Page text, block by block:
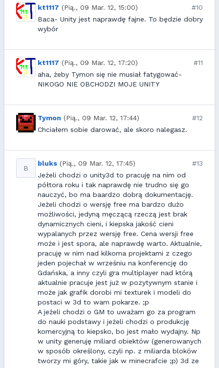
kt1117 (Pią., 09 Mar. 12, 15:00)
#10
Baca- Unity jest naprawdę fajne. To będzie dobry
wybór
kt1117 (Pią., 09 Mar. 12, 17:20)
#11
aha, żeby Tymon się nie musiał fatygować-
NIKOGO NIE OBCHODZI MOJE UNITY
Tymon (Pią., 09 Mar. 12, 17:44)
#12
Chciałem sobie darować, ale skoro nalegasz.
B
bluks (Pią., 09 Mar. 12, 17:45)
#13
Jeżeli chodzi o unity3d to pracuję na nim od
półtora roku i tak naprawdę nie trudno się go
nauczyć, bo ma baardzo dobrą dokumentację.
Jeżeli chodzi o wersję free ma bardzo dużo
możliwości, jedyną męczącą rzeczą jest brak
dynamicznych cieni, i kiepska jakość cieni
wypalanych przez wersję free. Cena wersji free
może i jest spora, ale naprawdę warto. Aktualnie,
pracuję w nim nad kilkoma projektami z czego
jeden pojechał w wrześniu na konferencję do
Gdańska, a inny czyli gra multiplayer nad którą
aktualnie pracuje jest już w pozytywnym stanie i
może jak grafik dorobi mi texturek i modeli do
postaci w 3d to wam pokarze. ;p
A jeżeli chodzi o GM to uważam go za program
do nauki podstawy i jeżeli chodzi o produkcję
komercyjną to kiepsko, bo jest mało wydajny. Np
w unity generuję miliard obiektów (generowanych
w sposób określony, czyli np. z miliarda bloków
tworzy mi góry, takie jak w minecrafcie ;p) 3d ze